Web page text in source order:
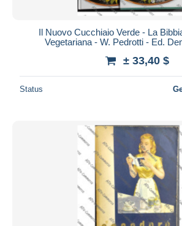
Il Nuovo Cucchiaio Verde - La
Vegetariana - W. Pedrotti - Ed.
± 33,40 $
Status